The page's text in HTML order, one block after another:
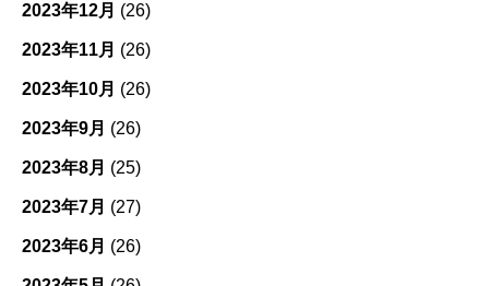
2023年12月 (26)
2023年11月 (26)
2023年10月 (26)
2023年9月 (26)
2023年8月 (25)
2023年7月 (27)
2023年6月 (26)